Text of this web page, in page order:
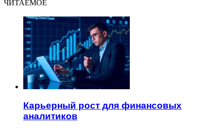
ЧИТАЕМОЕ
Карьерный рост для финансовых
аналитиков